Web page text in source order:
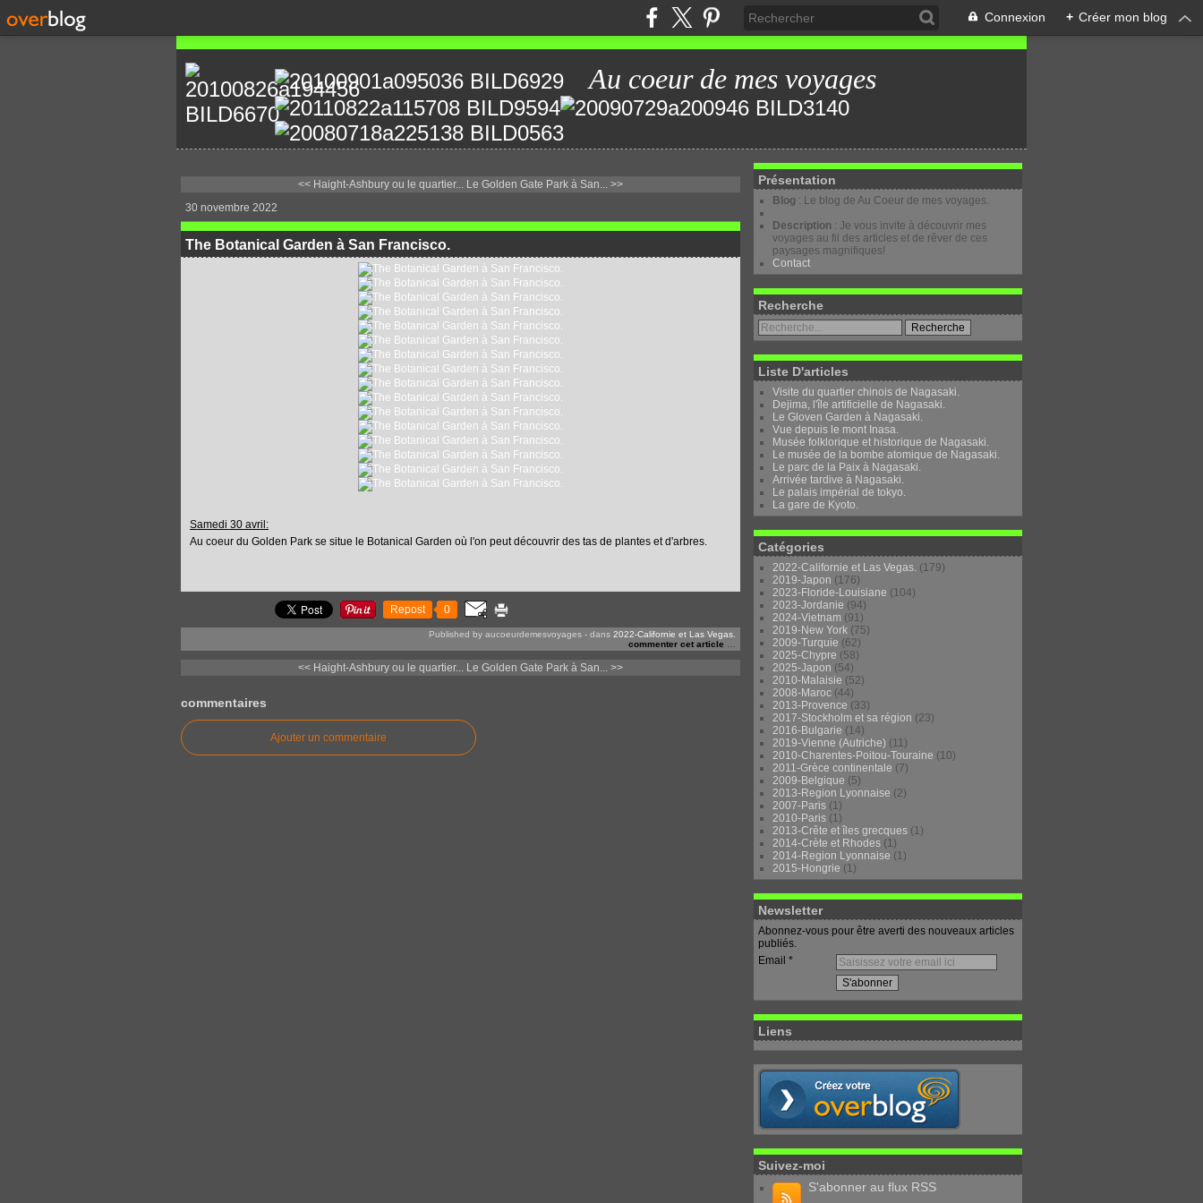
Connexion + Créer mon blog
Au coeur de mes voyages
<< Haight-Ashbury ou le quartier... Le Golden Gate Park à San... >>
30 novembre 2022
The Botanical Garden à San Francisco.
Samedi 30 avril:
Au coeur du Golden Park se situe le Botanical Garden où l'on peut découvrir des tas de plantes et d'arbres.
Repost 0
Published by aucoeurdemesvoyages - dans 2022-Californie et Las Vegas.
commenter cet article
<< Haight-Ashbury ou le quartier... Le Golden Gate Park à San... >>
commentaires
Ajouter un commentaire
Présentation
Blog : Le blog de Au Coeur de mes voyages.
Description : Je vous invite à découvrir mes
voyages au fil des articles et de rêver de ces
paysages magnifiques!
Contact
Recherche
Liste D'articles
Visite du quartier chinois de Nagasaki.
Dejima, l'île artificielle de Nagasaki.
Le Gloven Garden à Nagasaki.
Vue depuis le mont Inasa.
Musée folklorique et historique de Nagasaki.
Le musée de la bombe atomique de Nagasaki.
Le parc de la Paix à Nagasaki.
Arrivée tardive à Nagasaki.
Le palais impérial de tokyo.
La gare de Kyoto.
Catégories
2022-Californie et Las Vegas. (179)
2019-Japon (176)
2023-Floride-Louisiane (104)
2023-Jordanie (94)
2024-Vietnam (91)
2019-New York (75)
2009-Turquie (62)
2025-Chypre (58)
2025-Japon (54)
2010-Malaisie (52)
2008-Maroc (44)
2013-Provence (33)
2017-Stockholm et sa région (23)
2016-Bulgarie (14)
2019-Vienne (Autriche) (11)
2010-Charentes-Poitou-Touraine (10)
2011-Grèce continentale (7)
2009-Belgique (5)
2013-Region Lyonnaise (2)
2007-Paris (1)
2010-Paris (1)
2013-Crête et îles grecques (1)
2014-Crète et Rhodes (1)
2014-Region Lyonnaise (1)
2015-Hongrie (1)
Newsletter
Abonnez-vous pour être averti des nouveaux articles
publiés.
Email
Liens
Suivez-moi
S'abonner au flux RSS